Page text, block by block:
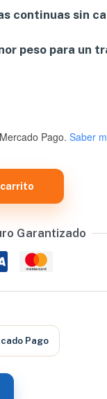
continuas sin
peso para un
Pago. Saber
Garantizado
Pago